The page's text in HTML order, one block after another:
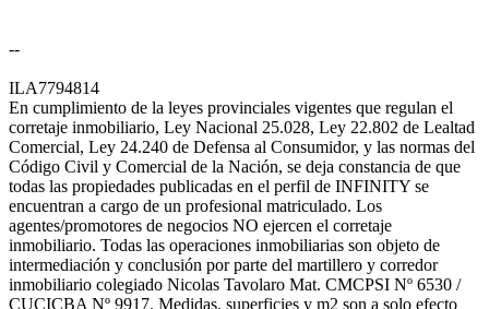
--
ILA7794814
En cumplimiento de la leyes provinciales vigentes que regulan el
corretaje inmobiliario, Ley Nacional 25.028, Ley 22.802 de Lealtad
Comercial, Ley 24.240 de Defensa al Consumidor, y las normas del
Código Civil y Comercial de la Nación, se deja constancia de que
todas las propiedades publicadas en el perfil de INFINITY se
encuentran a cargo de un profesional matriculado. Los
agentes/promotores de negocios NO ejercen el corretaje
inmobiliario. Todas las operaciones inmobiliarias son objeto de
intermediación y conclusión por parte del martillero y corredor
inmobiliario colegiado Nicolas Tavolaro Mat. CMCPSI Nº 6530 /
CUCICBA Nº 9917. Medidas, superficies y m2 son a solo efecto